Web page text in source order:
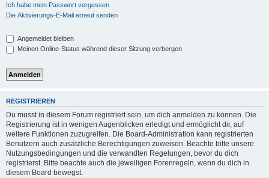
Ich habe mein Passwort vergessen
Die Aktivierungs-E-Mail erneut senden
Angemeldet bleiben
Meinen Online-Status während dieser Sitzung verbergen
REGISTRIEREN
Du musst in diesem Forum registriert sein, um dich anmelden zu können. Die
Registrierung ist in wenigen Augenblicken erledigt und ermöglicht dir, auf
weitere Funktionen zuzugreifen. Die Board-Administration kann registrierten
Benutzern auch zusätzliche Berechtigungen zuweisen. Beachte bitte unsere
Nutzungsbedingungen und die verwandten Regelungen, bevor du dich
registrierst. Bitte beachte auch die jeweiligen Forenregeln, wenn du dich in
diesem Board bewegst.